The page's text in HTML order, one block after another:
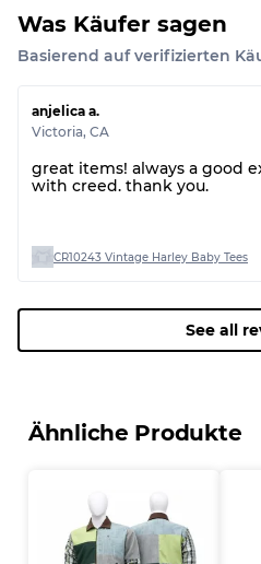
Was Käufer sagen
Basierend auf verifizierten
anjelica a.
Victoria, CA
great items! always a good
with creed. thank you.
CR10243 Vintage Harley Baby Tees
See all
Ähnliche Produkte